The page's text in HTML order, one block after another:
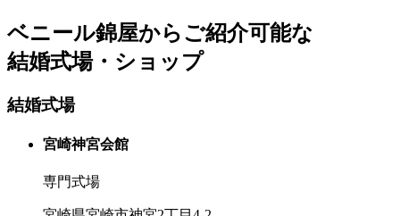
ベニール錦屋からご紹介可能な
結婚式場・ショップ
結婚式場
宮崎神宮会館
専門式場